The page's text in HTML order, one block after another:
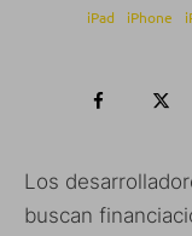
iPad
iPhone
Los
buscan